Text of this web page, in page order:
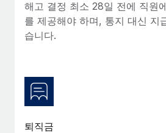
복리후생
손쉬운 직원 복리후생 관리
블로그
Remote의 사명은 모든 규모의 기업이 전
장 적합 사람을 찾아 채용 및 관리하고 급
해고 결정 최소 28일 전에 직원
를 제공해야 하며, 통지 대신 지
습니다.
퇴직금